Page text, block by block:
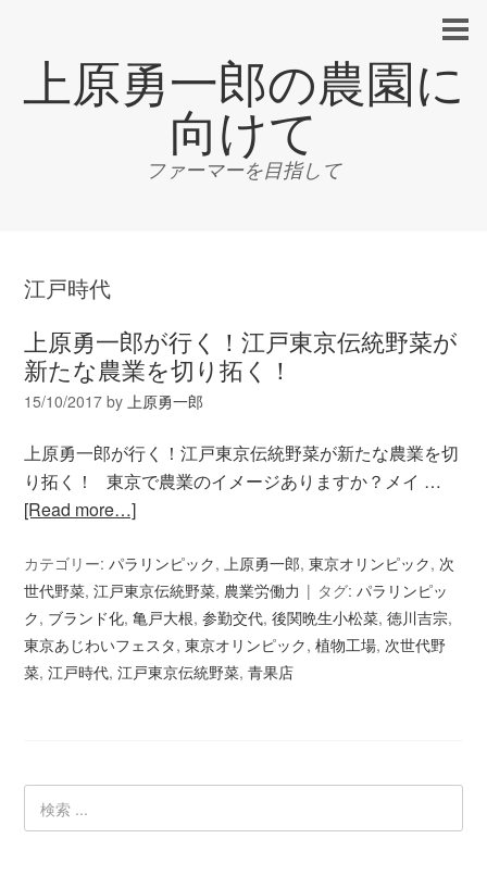
上原勇一郎の農園に
向けて
ファーマーを目指して
江戸時代
上原勇一郎が行く！江戸東京伝統野菜が
新たな農業を切り拓く！
15/10/2017 by上原勇一郎
上原勇一郎が行く！江戸東京伝統野菜が新たな農業を切
り拓く！ 東京で農業のイメージありますか？メイ …
[Read more…]
カテゴリー:パラリンピック,上原勇一郎,東京オリンピック, 次
世代野菜,江戸東京伝統野菜, 農業労働力 タグ:パラリンピッ
ク, ブランド化,亀戸大根,参勤交代,後関晩生小松菜,徳川吉宗,
東京あじわいフェスタ,東京オリンピック,植物工場, 次世代野
菜,江戸時代,江戸東京伝統野菜,青果店